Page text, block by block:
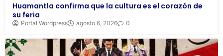
Huamantla confirma que la cultura es el corazón de
su feria
Portal Wordpress agosto 6, 2026 0